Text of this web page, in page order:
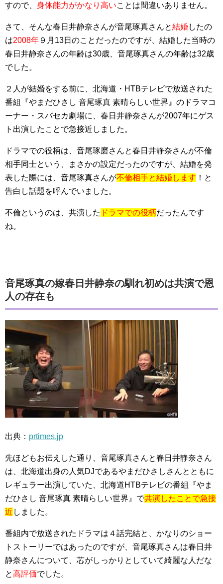
すので、 身体能力がかなり高いことは間違いありません。
さて、そんな春日井静奈さんが音尾琢真さんと結婚したの
は2008年 ９月13日のことだったのですが、結婚した当時の
春日井静奈さんの年齢は30歳、音尾琢真さんの年齢は32歳
でした。
２人が結婚をする前に、北海道・HTBテレビで放送された
番組『やまだひさし 音尾琢真 素晴らしい世界』のドラマコ
ーナー・スバセカ劇場に、春日井静奈さんが2007年にゲス
ト出演したことで急接近しました。
ドラマでの役柄は、音尾琢磨さんと春日井静奈さんが不倫
相手同士という、まさかの設定だったのですが、結婚を発
表した際には、音尾琢真さんが不倫相手と結婚します ！と
告白し話題を呼んでいました。
不倫というのは、共演した ドラマでの役柄だったんです
ね。
音尾琢真の嫁春日井静奈の馴れ初めは共演で恩
人の存在も
出典： prtimes.jp
先ほどもお伝えした通り、音尾琢真さんと春日井静奈さん
は、北海道出身の人気DJであるやまだひさしさんとともに
レギュラー出演していた、北海道HTBテレビの番組『やま
だひさし 音尾琢真 素晴らしい世界』で共演したことで急接
近 しました。
番組内で放送されたドラマは４話完結と、かなりのショー
トストーリーではあったのですが、音尾琢真さんは春日井
静奈さんについて、芯がしっかりとしていて綺麗な人だな
と高評価でした。